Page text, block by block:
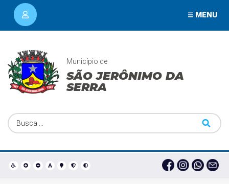
MENU
Município de
SÃO JERÔNIMO DA
SERRA